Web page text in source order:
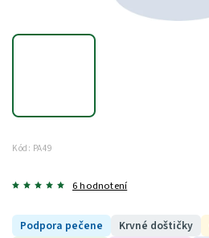
Kód: PA49
6 hodnotení
Podpora pečene Krvné doštičky